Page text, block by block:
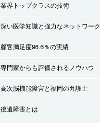
業界トップクラスの技術
深い医学知識と強力なネットワーク
顧客満足度96.6％の実績
専門家からも評価されるノウハウ
高次脳機能障害と福岡の弁護士
後遺障害とは